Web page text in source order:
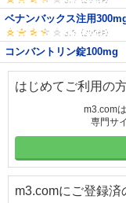
ベナンバックス注用
コンバントリン錠100mg
はじめてご利用の
m3.com
専門サ
m3.comにご登録済